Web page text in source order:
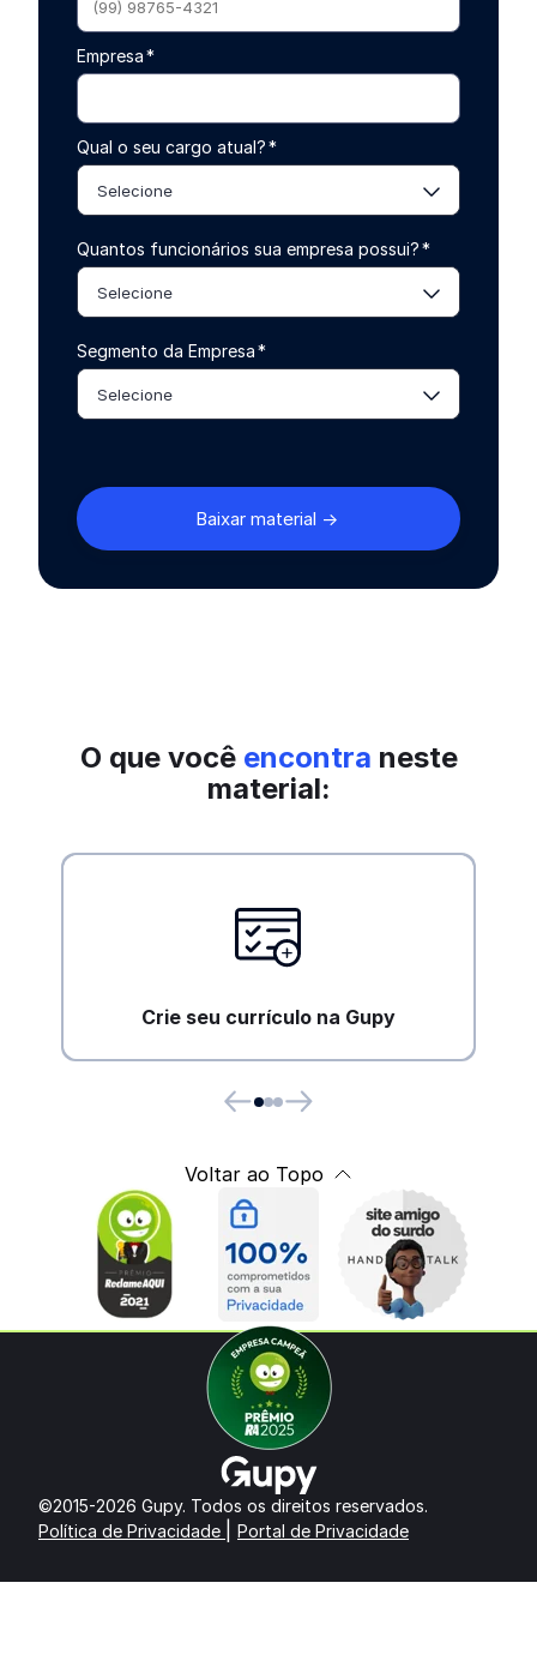
Empresa*
Qual o seu cargo atual?*
Selecione
Quantos funcionários sua empresa possui?*
Selecione
Segmento da Empresa*
Selecione
O que você encontra neste
material:
Crie seu currículo na Gupy
Crie seu currículo na Gupy
Tenha acesso a um passo a passo completo
Voltar ao Topo
©2015-2026 Gupy. Todos os direitos reservados.
Política de Privacidade
Portal de Privacidade